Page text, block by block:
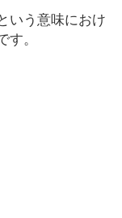
いう意味におけ
。